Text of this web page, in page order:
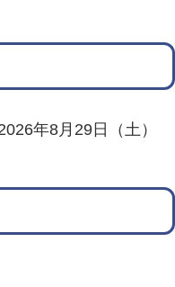
年8月29日（土）